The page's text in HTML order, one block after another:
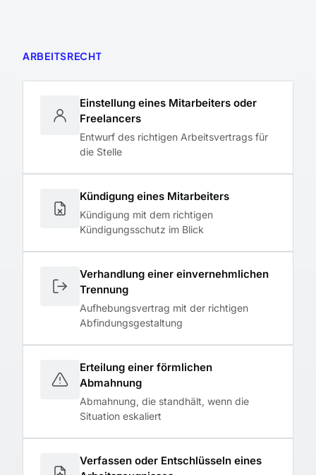
ARBEITSRECHT
Einstellung eines Mitarbeiters oder
Freelancers
Entwurf des richtigen Arbeitsvertrags für
die Stelle
Kündigung eines Mitarbeiters
Kündigung mit dem richtigen
Kündigungsschutz im Blick
Verhandlung einer einvernehmlichen
Trennung
Aufhebungsvertrag mit der richtigen
Abfindungsgestaltung
Erteilung einer förmlichen
Abmahnung
Abmahnung, die standhält, wenn die
Situation eskaliert
Verfassen oder Entschlüsseln eines